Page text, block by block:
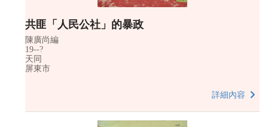
共匪「人民公社」的暴政
陳廣尚編
19--?
天同
屏東市
詳細內容